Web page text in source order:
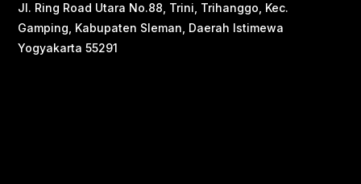
Jl. Ring Road Utara No.88, Trini, Trihanggo, Kec.
Gamping, Kabupaten Sleman, Daerah Istimewa
Yogyakarta 55291